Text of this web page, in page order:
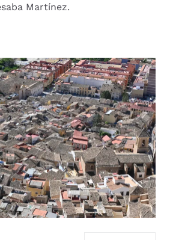
Martínez.